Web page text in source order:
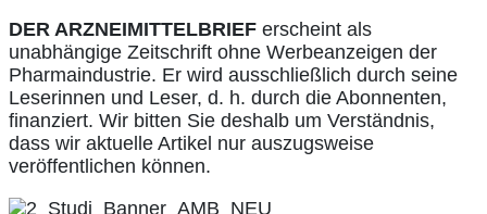
DER ARZNEIMITTELBRIEF erscheint als
unabhängige Zeitschrift ohne Werbeanzeigen der
Pharmaindustrie. Er wird ausschließlich durch seine
Leserinnen und Leser, d. h. durch die Abonnenten,
finanziert. Wir bitten Sie deshalb um Verständnis,
dass wir aktuelle Artikel nur auszugsweise
veröffentlichen können.